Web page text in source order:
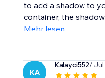
to add a shadow to
container, the
Mehr lesen
KA
Kalayci552/ Jul